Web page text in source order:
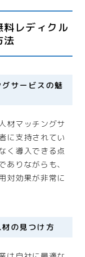
記
レディクル
法
サービスの魅
材マッチングサ
に支持されてい
く導入できる点
ありながらも、
対効果が非常に
の見つけ方